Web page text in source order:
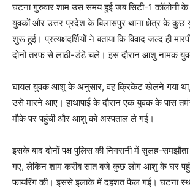
घटना गुरुवार शाम उस समय हुई जब सिटी-1 कॉलोनी
युवकों और उत्तर प्रदेश के बिलासपुर थाना क्षेत्र के कुछ
शुरू हुई। प्रत्यक्षदर्शियों ने बताया कि विवाद जल्द ही
दोनों तरफ से लाठी-डंडे चले। इस दौरान आशु नामक
घायल युवक आशु के अनुसार, वह क्रिकेट खेलने गया था,
उसे मारने आए। हाथापाई के दौरान एक युवक के पास
मौके पर पहुंची और आशु को अस्पताल ले गई।
इसके बाद दोनों पक्ष पुलिस की निगरानी में सुलह-
गए, लेकिन शाम करीब सात बजे कुछ लोग आशु के घर
फायरिंग की। इससे इलाके में दहशत फैल गई। घटना स्थल